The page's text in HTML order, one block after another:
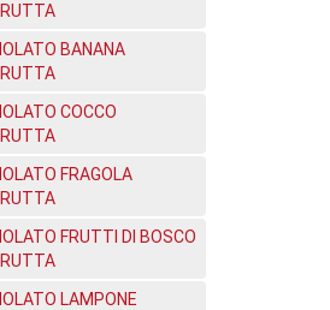
BANANA
COCCO
FRAGOLA
FRUTTI DI BOSCO
LAMPONE